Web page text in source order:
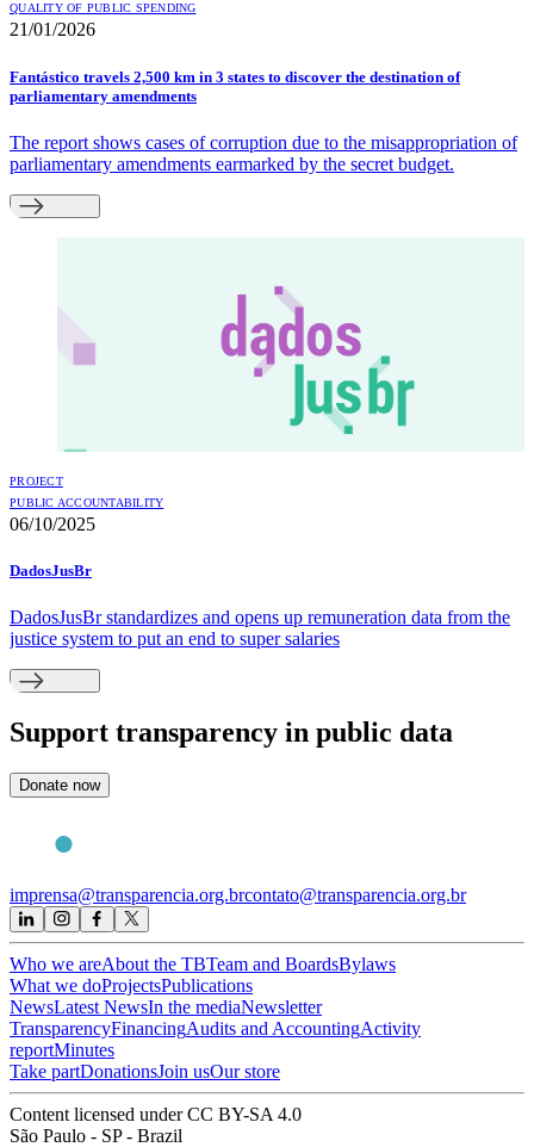
QUALITY OF PUBLIC SPENDING
21/01/2026
Fantástico travels 2,500 km in 3 states to discover the destination of
parliamentary amendments
The report shows cases of corruption due to the misappropriation of
parliamentary amendments earmarked by the secret budget.
PROJECT
PUBLIC ACCOUNTABILITY
06/10/2025
DadosJusBr
DadosJusBr standardizes and opens up remuneration data from the
justice system to put an end to super salaries
Support transparency in public data
Donate now
imprensa@transparencia.org.brcontato@transparencia.org.br
Who we areAbout the TBTeam and BoardsBylaws
What we doProjectsPublications
NewsLatest NewsIn the mediaNewsletter
TransparencyFinancingAudits and AccountingActivity
reportMinutes
Take partDonationsJoin usOur store
Content licensed under CC BY-SA 4.0
São Paulo - SP - Brazil